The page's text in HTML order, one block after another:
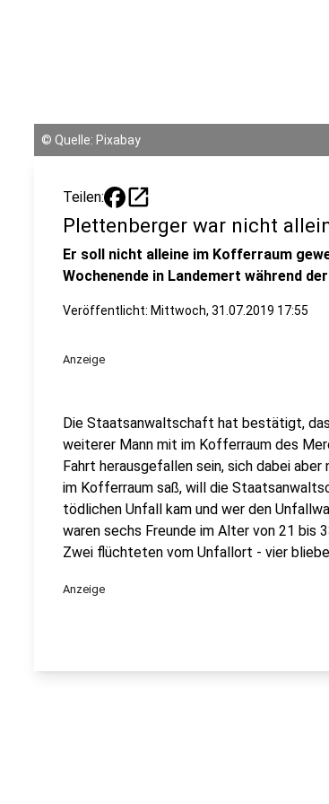
© Quelle: Pixabay
Teilen: open_in_new
Plettenberger war nicht
Er soll nicht alleine im Kofferraum
Wochenende in Landemert während
Veröffentlicht: Mittwoch, 31.07.2019 17:55
Anzeige
Die Staatsanwaltschaft hat bestätigt,
weiterer Mann mit im Kofferraum des
Fahrt herausgefallen sein, sich dabei
im Kofferraum saß, will die
tödlichen Unfall kam und wer den
waren sechs Freunde im Alter von 21 bis
Zwei flüchteten vom Unfallort - vier
Anzeige